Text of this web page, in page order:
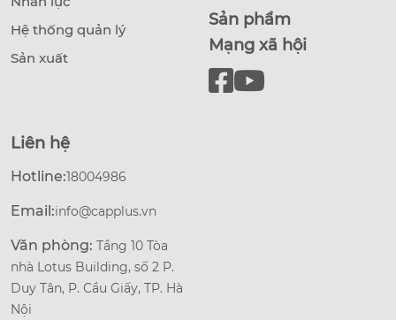
Hệ thống quản lý
Sản xuất
Sản phẩm
Mạng xã hội
Liên hệ
Hotline:18004986
Email:info@capplus.vn
Văn phòng: Tầng 10 Tòa
nhà Lotus Building, số 2 P.
Duy Tân, P. Cầu Giấy, TP. Hà
Nội